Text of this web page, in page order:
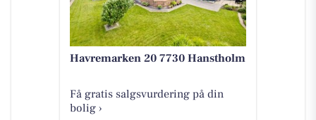
Havremarken 20 7730 Hanstholm
Få gratis salgsvurdering på din
bolig ›